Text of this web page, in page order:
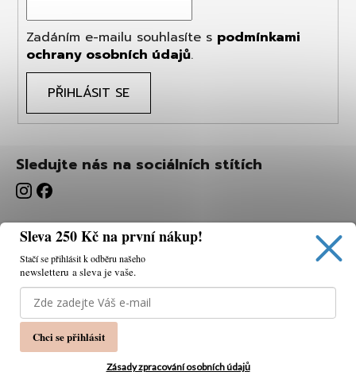
Používáme cookies, abychom vám umožnili pohodlné
prohlížení webu a díky analýze webu neustále zlepšovat
jeho funkce, výkon a použitelnost.
Zadáním e-mailu souhlasíte s podmínkami
ochrany osobních údajů.
PŘIHLÁSIT SE
Sledujte nás na sociálních stítích
Sleva 250 Kč na první nákup!
Stačí se přihlásit k odběru našeho
newsletteru a sleva je vaše.
Chci se přihlásit
Zásady zpracování osobních údajů